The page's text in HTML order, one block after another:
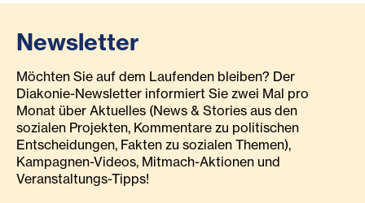
Newsletter
Möchten Sie auf dem Laufenden bleiben? Der
Diakonie-Newsletter informiert Sie zwei Mal pro
Monat über Aktuelles (News & Stories aus den
sozialen Projekten, Kommentare zu politischen
Entscheidungen, Fakten zu sozialen Themen),
Kampagnen-Videos, Mitmach-Aktionen und
Veranstaltungs-Tipps!